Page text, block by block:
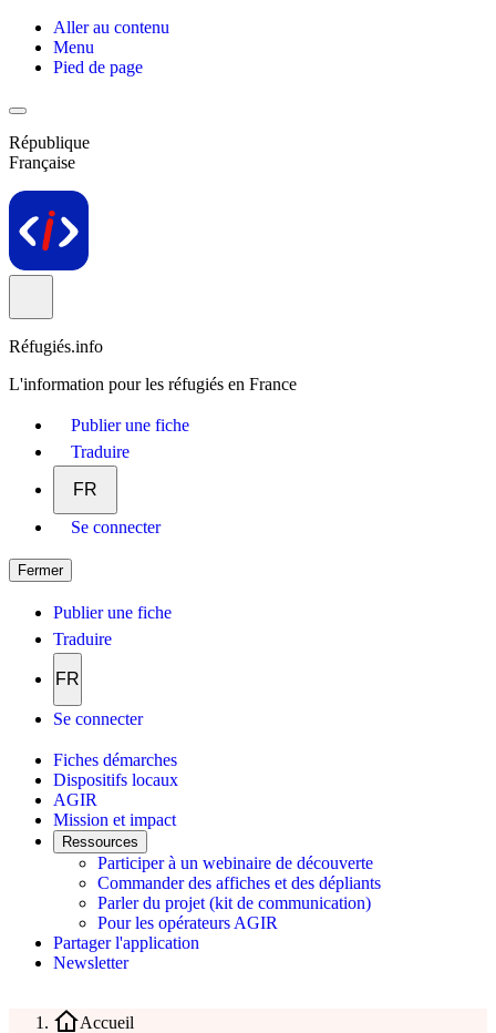
Aller au contenu
Menu
Pied de page
République
Française
Réfugiés.info
L'information pour les réfugiés en France
Publier une fiche
Traduire
FR
Se connecter
Fermer
Publier une fiche
Traduire
FR
Se connecter
Fiches démarches
Dispositifs locaux
AGIR
Mission et impact
Ressources
Participer à un webinaire de découverte
Commander des affiches et des dépliants
Parler du projet (kit de communication)
Pour les opérateurs AGIR
Partager l'application
Newsletter
Accueil